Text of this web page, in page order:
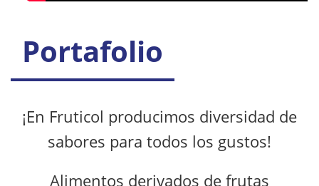
Portafolio
¡En Fruticol producimos diversidad de
sabores para todos los gustos!
Alimentos derivados de frutas